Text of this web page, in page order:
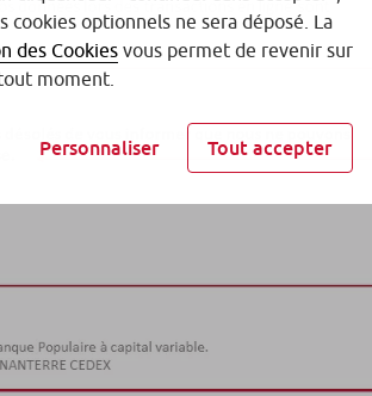
cookies optionnels ne sera déposé. La
des Cookies vous permet de revenir sur
moment.
Personnaliser Tout accepter